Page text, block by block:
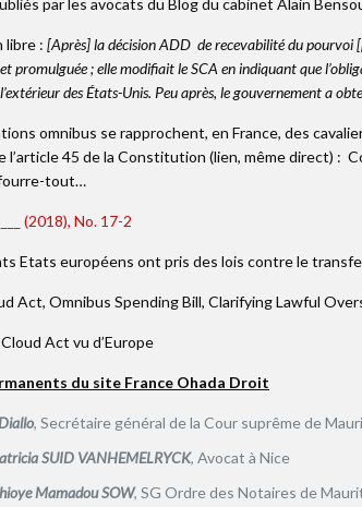
par les avocats du Blog du cabinet Alain
libre :[Après] la décision ADD de recevabilité du pourvoi
promulguée ; elle modifiait le SCA en indiquant que
des États-Unis. Peu après, le gouvernement a
omnibus se rapprochent, en France, des
l’article 45 de la Constitution (lien, même direct) :
tout…
(2018), No. 17-2
Etats européens ont pris des lois contre le
Act, Omnibus Spending Bill, Clarifying Lawful
Act vu d’Europe
du site France Ohada Droit
, Secrétaire général de la Cour suprême de
SUID VANHEMELRYCK, Avocat à Nice
Mamadou SOW, SG Ordre des Notaires de